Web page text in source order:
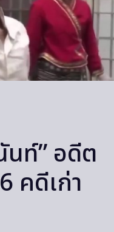
นท์” อดีต
คดีเก่า